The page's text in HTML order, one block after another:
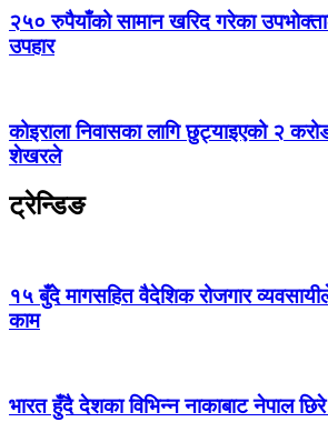
२५० रुपैयाँको सामान खरिद गरेका
उपहार
कोइराला निवासका लागि छुट्याइएको २
शेखरले
ट्रेन्डिङ
१५ बुँदे मागसहित वैदेशिक रोजगार
काम
भारत हुँदै देशका विभिन्न नाकाबाट नेपाल छिरे